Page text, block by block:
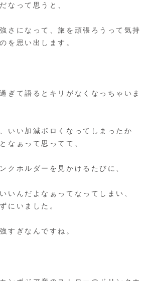
なって思うと、
さになって、旅を頑張ろうって気持
を思い出します。
ぎて語るとキリがなくなっちゃいま
いい加減ボロくなってしまったか
なぁって思ってて、
クホルダーを見かけるたびに、
いんだよなぁってなってしまい、
にいました。
すぎなんですね。